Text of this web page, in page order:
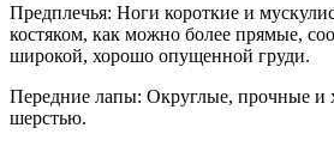
Предплечья: Ноги короткие и
костяком, как можно более прямые,
широкой, хорошо опущенной груди.
Передние лапы: Округлые, прочные и
шерстью.